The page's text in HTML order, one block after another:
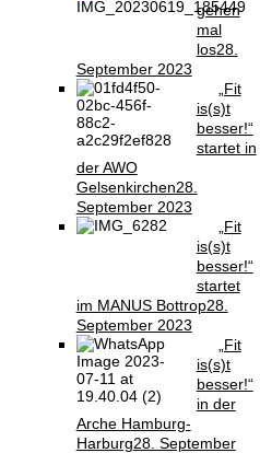
gehen
mal
los28.
September 2023
„Fit
is(s)t
besser!“
startet in
der AWO
Gelsenkirchen28.
September 2023
„Fit
is(s)t
besser!“
startet
im MANUS Bottrop28.
September 2023
„Fit
is(s)t
besser!“
in der
Arche Hamburg-
Harburg28. September